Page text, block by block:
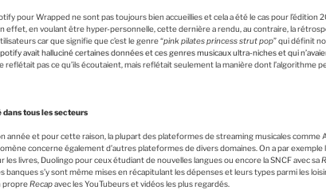
pour Wrapped ne sont pas toujours bien accueillies et cela a été le cas pour l’édition
effet, en voulant être hyper-personnelle, cette dernière a rendu, au contraire, la
car que signifie que c’est le genre “pink pilates princess strut pop” qui définit
avait halluciné certaines données et ces genres musicaux ultra-niches et qui
pas ce qu’ils écoutaient, mais reflétait seulement la manière dont l’algorithme
tous les secteurs
année et pour cette raison, la plupart des plateformes de streaming musicales comme
concerne également d’autres plateformes de divers domaines. On a par exemple
les livres, Duolingo pour ceux étudiant de nouvelles langues ou encore la SNCF avec sa
s’y sont même mises en récapitulant les dépenses et leurs types parmi les
propreRecapavec les YouTubeurs et vidéos les plus regardés.